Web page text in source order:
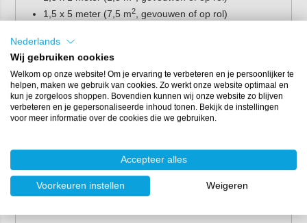
1,5 x 5 meter (7,5 m2, gevouwen of op rol)
1x 20 meter)
1,5 x 100 meter (150 m
Nederlands
Wij gebruiken cookies
Welkom op onze website! Om je ervaring te verbeteren en je persoonlijker te
helpen, maken we gebruik van cookies. Zo werkt onze website optimaal en
kun je zorgeloos shoppen. Bovendien kunnen wij onze website zo blijven
verbeteren en je gepersonaliseerde inhoud tonen. Bekijk de instellingen
voor meer informatie over de cookies die we gebruiken.
Accepteer alles
Voorkeuren instellen Weigeren